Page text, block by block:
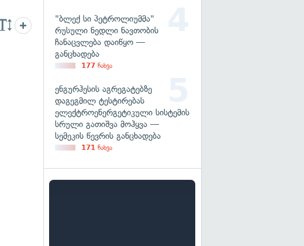
"ბლექ სი პეტროლიუმმა"
რუსული ნედლი ნავთობის
ჩანაცვლება დაიწყო —
განცხადება
177 ნახვა
ენგურჰესის აგრეგატებზე
დაგეგმილ ტესტირებას
ელექტროენერგეტიკული სისტემის
სრული გათიშვა მოჰყვა —
სემეკის წევრის განცხადება
171 ნახვა